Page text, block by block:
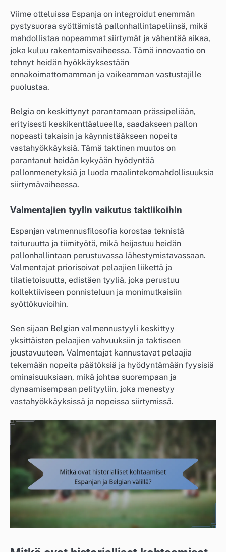
Viime otteluissa Espanja on integroidut enemmän
pystysuoraa syöttämistä pallonhallintapeliinsä, mikä
mahdollistaa nopeammat siirtymät ja vähentää aikaa,
joka kuluu rakentamisvaiheessa. Tämä innovaatio on
tehnyt heidän hyökkäyksestään
ennakoimattomamman ja vaikeamman vastustajille
puolustaa.
Belgia on keskittynyt parantamaan prässipeliään,
erityisesti keskikenttäalueella, saadakseen pallon
nopeasti takaisin ja käynnistääkseen nopeita
vastahyökkäyksiä. Tämä taktinen muutos on
parantanut heidän kykyään hyödyntää
pallonmenetyksiä ja luoda maalintekomahdollisuuksia
siirtymävaiheessa.
Valmentajien tyylin vaikutus taktiikoihin
Espanjan valmennusfilosofia korostaa teknistä
taituruutta ja tiimityötä, mikä heijastuu heidän
pallonhallintaan perustuvassa lähestymistavassaan.
Valmentajat priorisoivat pelaajien liikettä ja
tilatietoisuutta, edistäen tyyliä, joka perustuu
kollektiiviseen ponnisteluun ja monimutkaisiin
syöttökuvioihin.
Sen sijaan Belgian valmennustyyli keskittyy
yksittäisten pelaajien vahvuuksiin ja taktiseen
joustavuuteen. Valmentajat kannustavat pelaajia
tekemään nopeita päätöksiä ja hyödyntämään fyysisiä
ominaisuuksiaan, mikä johtaa suorempaan ja
dynaamisempaan pelityyliin, joka menestyy
vastahyökkäyksissä ja nopeissa siirtymissä.